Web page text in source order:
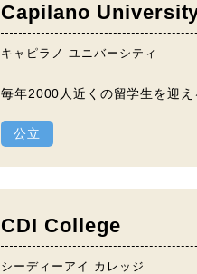
Capilano
キャピラノ ユニバーシティ
毎年2000人近くの留学生を迎え
公立
CDI College
シーディーアイ カレッジ